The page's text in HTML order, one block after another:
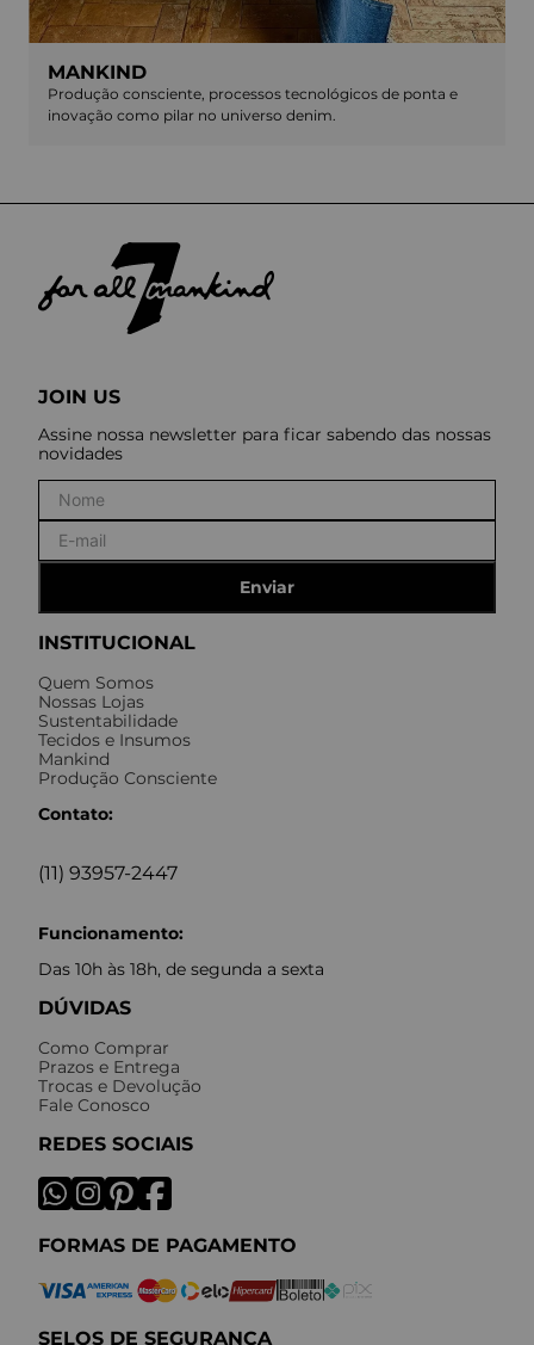
MANKIND
Produção consciente, processos tecnológicos de ponta e
inovação como pilar no universo denim.
INSTITUCIONAL
Quem Somos
Nossas Lojas
Sustentabilidade
Tecidos e Insumos
Mankind
Produção Consciente
Contato:
(11) 93957-2447
Funcionamento:
Das 10h às 18h, de segunda a sexta
DÚVIDAS
Como Comprar
Prazos e Entrega
Trocas e Devolução
Fale Conosco
REDES SOCIAIS
FORMAS DE PAGAMENTO
SELOS DE SEGURANÇA
JOIN US
Assine nossa newsletter para ficar sabendo das nossas
novidades
Enviar